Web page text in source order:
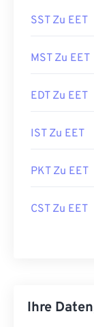
SST Zu EET
MST Zu EET
EDT Zu EET
IST Zu EET
PKT Zu EET
CST Zu EET
Ihre